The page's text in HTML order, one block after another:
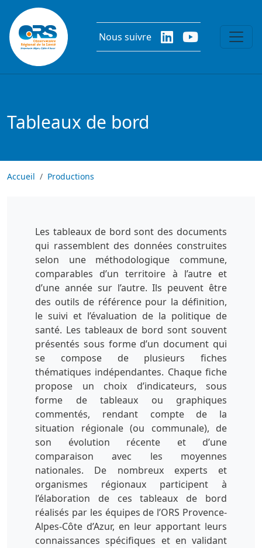
Aller au contenu principal
Nous suivre
Tableaux de bord
Accueil Productions
Les tableaux de bord sont des documents
qui rassemblent des données construites
selon une méthodologique commune,
comparables d’un territoire à l’autre et
d’une année sur l’autre. Ils peuvent être
des outils de référence pour la définition,
le suivi et l’évaluation de la politique de
santé. Les tableaux de bord sont souvent
présentés sous forme d’un document qui
se compose de plusieurs fiches
thématiques indépendantes. Chaque fiche
propose un choix d’indicateurs, sous
forme de tableaux ou graphiques
commentés, rendant compte de la
situation régionale (ou communale), de
son évolution récente et d’une
comparaison avec les moyennes
nationales. De nombreux experts et
organismes régionaux participent à
l’élaboration de ces tableaux de bord
réalisés par les équipes de l’ORS Provence-
Alpes-Côte d’Azur, en leur apportant leurs
connaissances spécifiques et en validant